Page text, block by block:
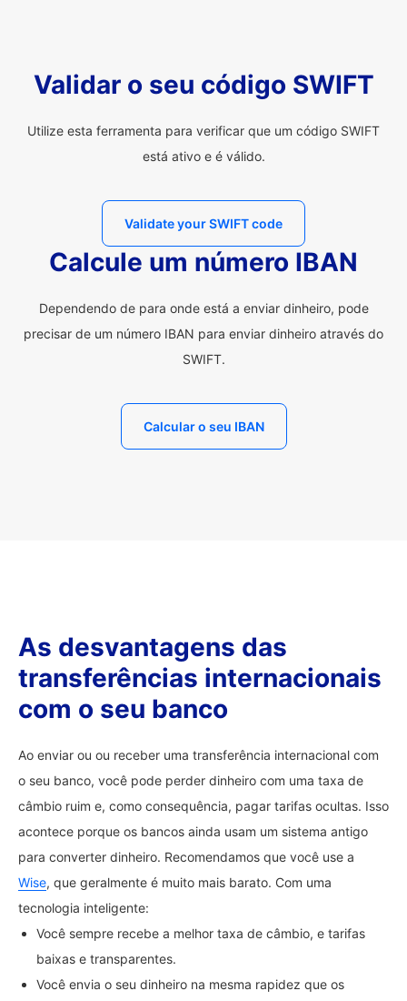
Validar o seu código SWIFT
Utilize esta ferramenta para verificar que um código SWIFT
está ativo e é válido.
Validate your SWIFT code
Calcule um número IBAN
Dependendo de para onde está a enviar dinheiro, pode
precisar de um número IBAN para enviar dinheiro através do
SWIFT.
Calcular o seu IBAN
As desvantagens das
transferências internacionais
com o seu banco
Ao enviar ou ou receber uma transferência internacional com
o seu banco, você pode perder dinheiro com uma taxa de
câmbio ruim e, como consequência, pagar tarifas ocultas. Isso
acontece porque os bancos ainda usam um sistema antigo
para converter dinheiro. Recomendamos que você use a
Wise, que geralmente é muito mais barato. Com uma
tecnologia inteligente:
Você sempre recebe a melhor taxa de câmbio, e tarifas
baixas e transparentes.
Você envia o seu dinheiro na mesma rapidez que os